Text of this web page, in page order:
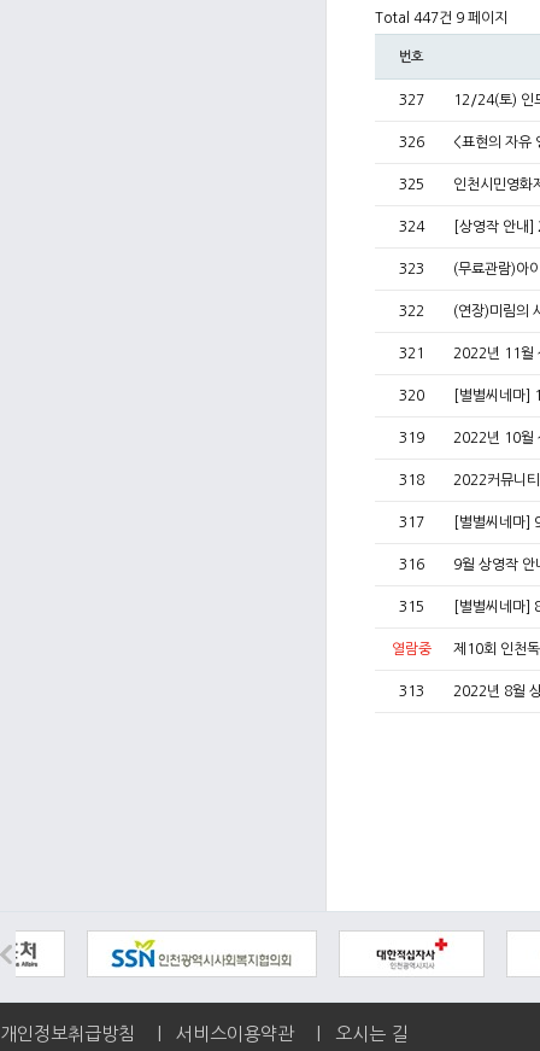
Total 447건 9 페이지
번호
327 12/24(토) 인
326 <표현의 자유
325 인천시민영화
324 [상영작 안내
323 (무료관람)아
322 (연장)미림의
321 2022년 11월
320 [별별씨네마]
319 2022년 10월
318 2022커뮤니
317 [별별씨네마]
316 9월 상영작
315 [별별씨네마]
열람중 제10회 인천
313 2022년 8월
개인정보취급방침 서비스이용약관 오시는 길